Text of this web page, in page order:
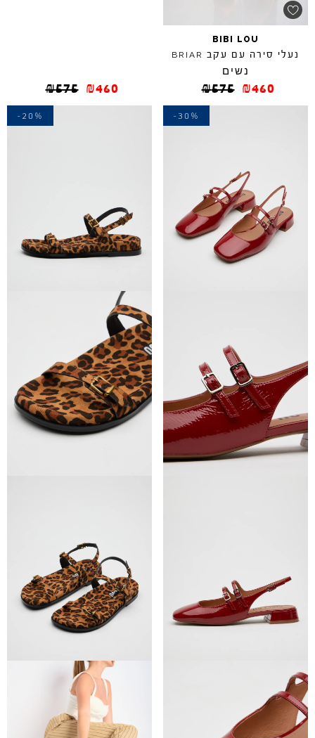
BIBI LOU
נעלי סירה עם עקב BRIAR
נשים
₪575 ₪460
₪575 ₪460
-30%
-20%